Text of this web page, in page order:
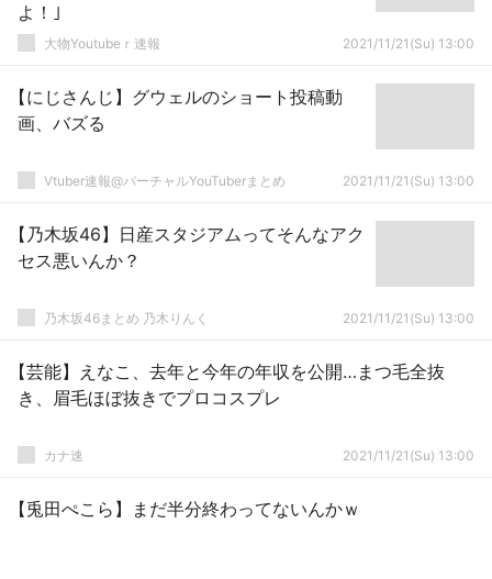
よ！｣
大物Youtubeｒ速報 2021/11/21(Su) 13:00
【にじさんじ】グウェルのショート投稿動
画、バズる
Vtuber速報@バーチャルYouTuberまとめ 2021/11/21(Su) 13:00
【乃木坂46】日産スタジアムってそんなアク
セス悪いんか？
乃木坂46まとめ 乃木りんく 2021/11/21(Su) 13:00
【芸能】えなこ、去年と今年の年収を公開…まつ毛全抜
き、眉毛ほぼ抜きでプロコスプレ
カナ速 2021/11/21(Su) 13:00
【兎田ぺこら】まだ半分終わってないんかｗ